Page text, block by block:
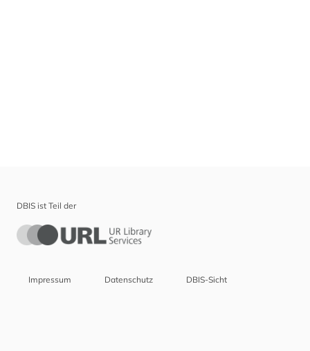
DBIS ist Teil der
Impressum Datenschutz DBIS-Sicht